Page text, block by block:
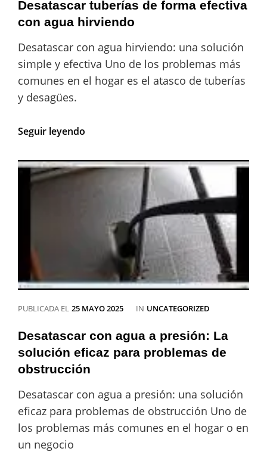
con
bicarbonato
sal
Desatascar tuberías de forma efectiva
con agua hirviendo
Desatascar con agua hirviendo: una solución
simple y efectiva Uno de los problemas más
comunes en el hogar es el atasco de tuberías
y desagües.
Seguir leyendo
forma
efectiva
PUBLICADA EL 25 MAYO 2025 IN CATEGORÍAS
UNCATEGORIZED
Desatascar con agua a presión: La
solución eficaz para problemas de
obstrucción
Desatascar con agua a presión: una solución
eficaz para problemas de obstrucción Uno de
los problemas más comunes en el hogar o en
un negocio